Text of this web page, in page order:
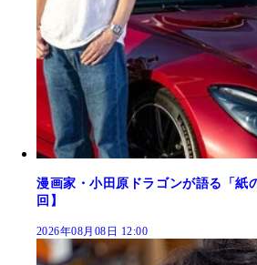
漫画家・小田原ドラゴンが語る「紙
回】
2026年08月08日 12:00